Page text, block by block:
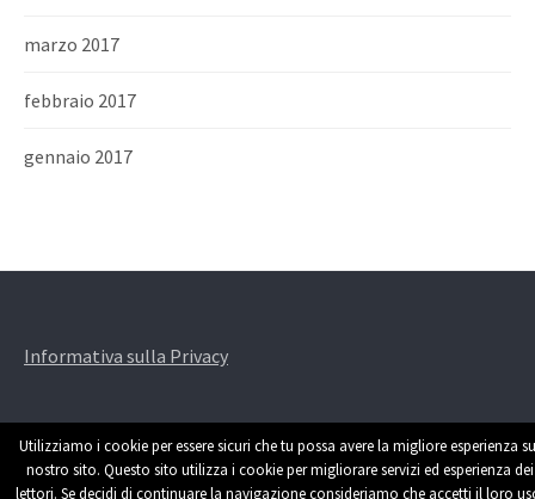
marzo 2017
febbraio 2017
gennaio 2017
Informativa sulla Privacy
Utilizziamo i cookie per essere sicuri che tu possa avere la migliore esperienza
nostro sito. Questo sito utilizza i cookie per migliorare servizi ed esperienza dei
lettori. Se decidi di continuare la navigazione consideriamo che accetti il loro